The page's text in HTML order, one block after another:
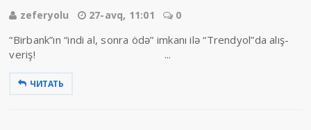
zeferyolu 27-avq, 11:01 0
“Birbank”ın “indi al, sonra ödə” imkanı ilə “Trendyol”da alış-
veriş! ...
ЧИТАТЬ